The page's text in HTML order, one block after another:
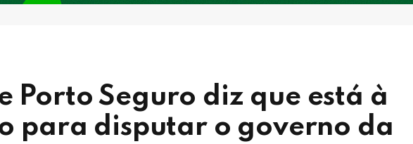
Porto Seguro diz que está à
para disputar o governo da